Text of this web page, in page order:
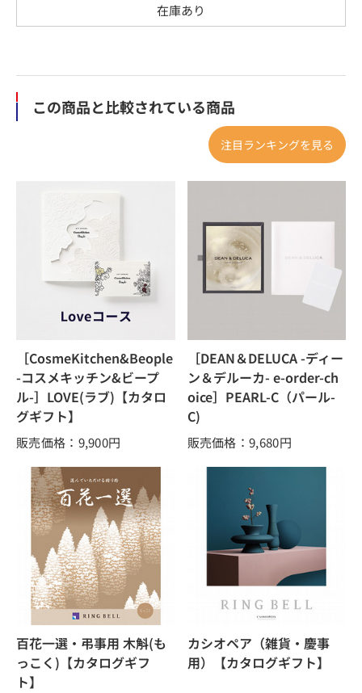
在庫あり
この商品と比較されている商品
注目ランキングを見る
［CosmeKitchen&Beople
-コスメキッチン&ビープ
ル-］LOVE(ラブ)【カタロ
グギフト】
販売価格：9,900円
［DEAN＆DELUCA -ディー
ン＆デルーカ- e-order-ch
oice］PEARL-C（パール-
C)
販売価格：9,680円
百花一選・弔事用 木斛(も
っこく)【カタログギフ
ト】
カシオペア（雑貨・慶事
用）【カタログギフト】